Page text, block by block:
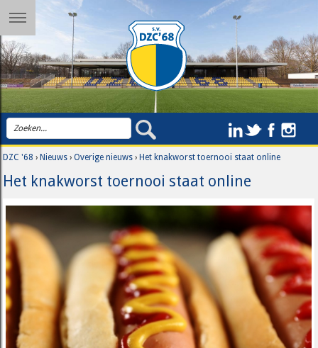
DZC '68 ›Nieuws ›Overige nieuws ›Het knakworst toernooi staat online
Het knakworst toernooi staat online